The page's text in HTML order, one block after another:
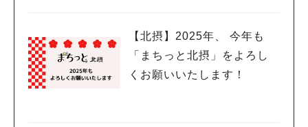
【北摂】2025年、 今年も
「まちっと北摂」をよろし
くお願いいたします！